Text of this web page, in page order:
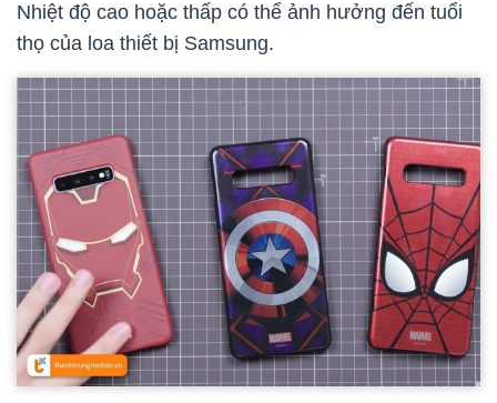
Nhiệt độ cao hoặc thấp có thể ảnh hưởng đến tuổi
thọ của loa thiết bị Samsung.